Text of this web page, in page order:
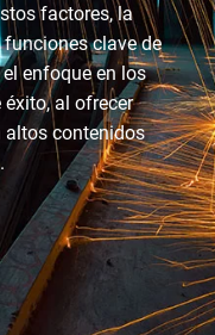
factores, la
clave de
enfoque en los
al ofrecer
altos contenidos